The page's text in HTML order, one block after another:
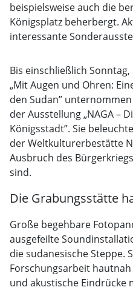
beispielsweise auch die
Königsplatz beherbergt.
interessante
Bis einschließlich
„Mit Augen und Ohren:
den Sudan”
der Ausstellung „NAGA –
Königsstadt”. Sie
der Weltkulturerbestätte
Ausbruch des
sind.
Die Grabungsstätte
Große begehbare
ausgefeilte
die sudanesische Steppe.
Forschungsarbeit
und akustische Eindrücke